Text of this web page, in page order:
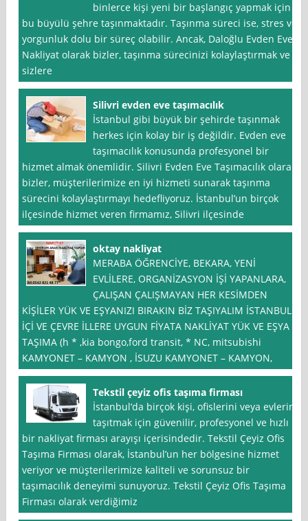
binlerce kişi yeni bir başlangıç yapmak için
bu büyülü şehre taşınmaktadır. Taşınma süreci ise, stres ve
yorgunluk dolu bir süreç olabilir. Ancak, Daloğlu Evden Eve
Nakliyat olarak bizler, taşınma sürecinizi kolaylaştırmak ve
sizlere
Silivri evden eve taşımacılık
İstanbul gibi büyük bir şehirde taşınmak
herkes için kolay bir iş değildir. Evden eve
taşımacılık konusunda profesyonel bir
hizmet almak önemlidir. Silivri Evden Eve Taşımacılık olarak
bizler, müşterilerimize en iyi hizmeti sunarak taşınma
sürecini kolaylaştırmayı hedefliyoruz. İstanbul’un birçok
ilçesinde hizmet veren firmamız, Silivri ilçesinde
oktay nakliyat
MERABA ÖĞRENCİYE, BEKARA, YENİ
EVLİLERE, ORGANİZASYON İŞİ YAPANLARA,
ÇALIŞAN ÇALIŞMAYAN HER KESİMDEN
KİŞİLER YÜK VE EŞYANIZI BIRAKIN BİZ TAŞIYALIM İSTANBUL
İÇİ VE ÇEVRE İLLERE UYGUN FİYATA NAKLİYAT YÜK VE EŞYA
TAŞIMA (h * ,kia bongo,ford transit, * NC, mitsubishi
KAMYONET – KAMYON , İSUZU KAMYONET – KAMYON,
Tekstil çeyiz ofis taşıma firması
İstanbul‘da birçok kişi, ofislerini veya evlerini
taşıtmak için güvenilir, profesyonel ve hızlı
bir nakliyat firması arayışı içerisindedir. Tekstil Çeyiz Ofis
Taşıma Firması olarak, İstanbul’un her bölgesine hizmet
veriyor ve müşterilerimize kaliteli ve sorunsuz bir
taşımacılık deneyimi sunuyoruz. Tekstil Çeyiz Ofis Taşıma
Firması olarak verdiğimiz